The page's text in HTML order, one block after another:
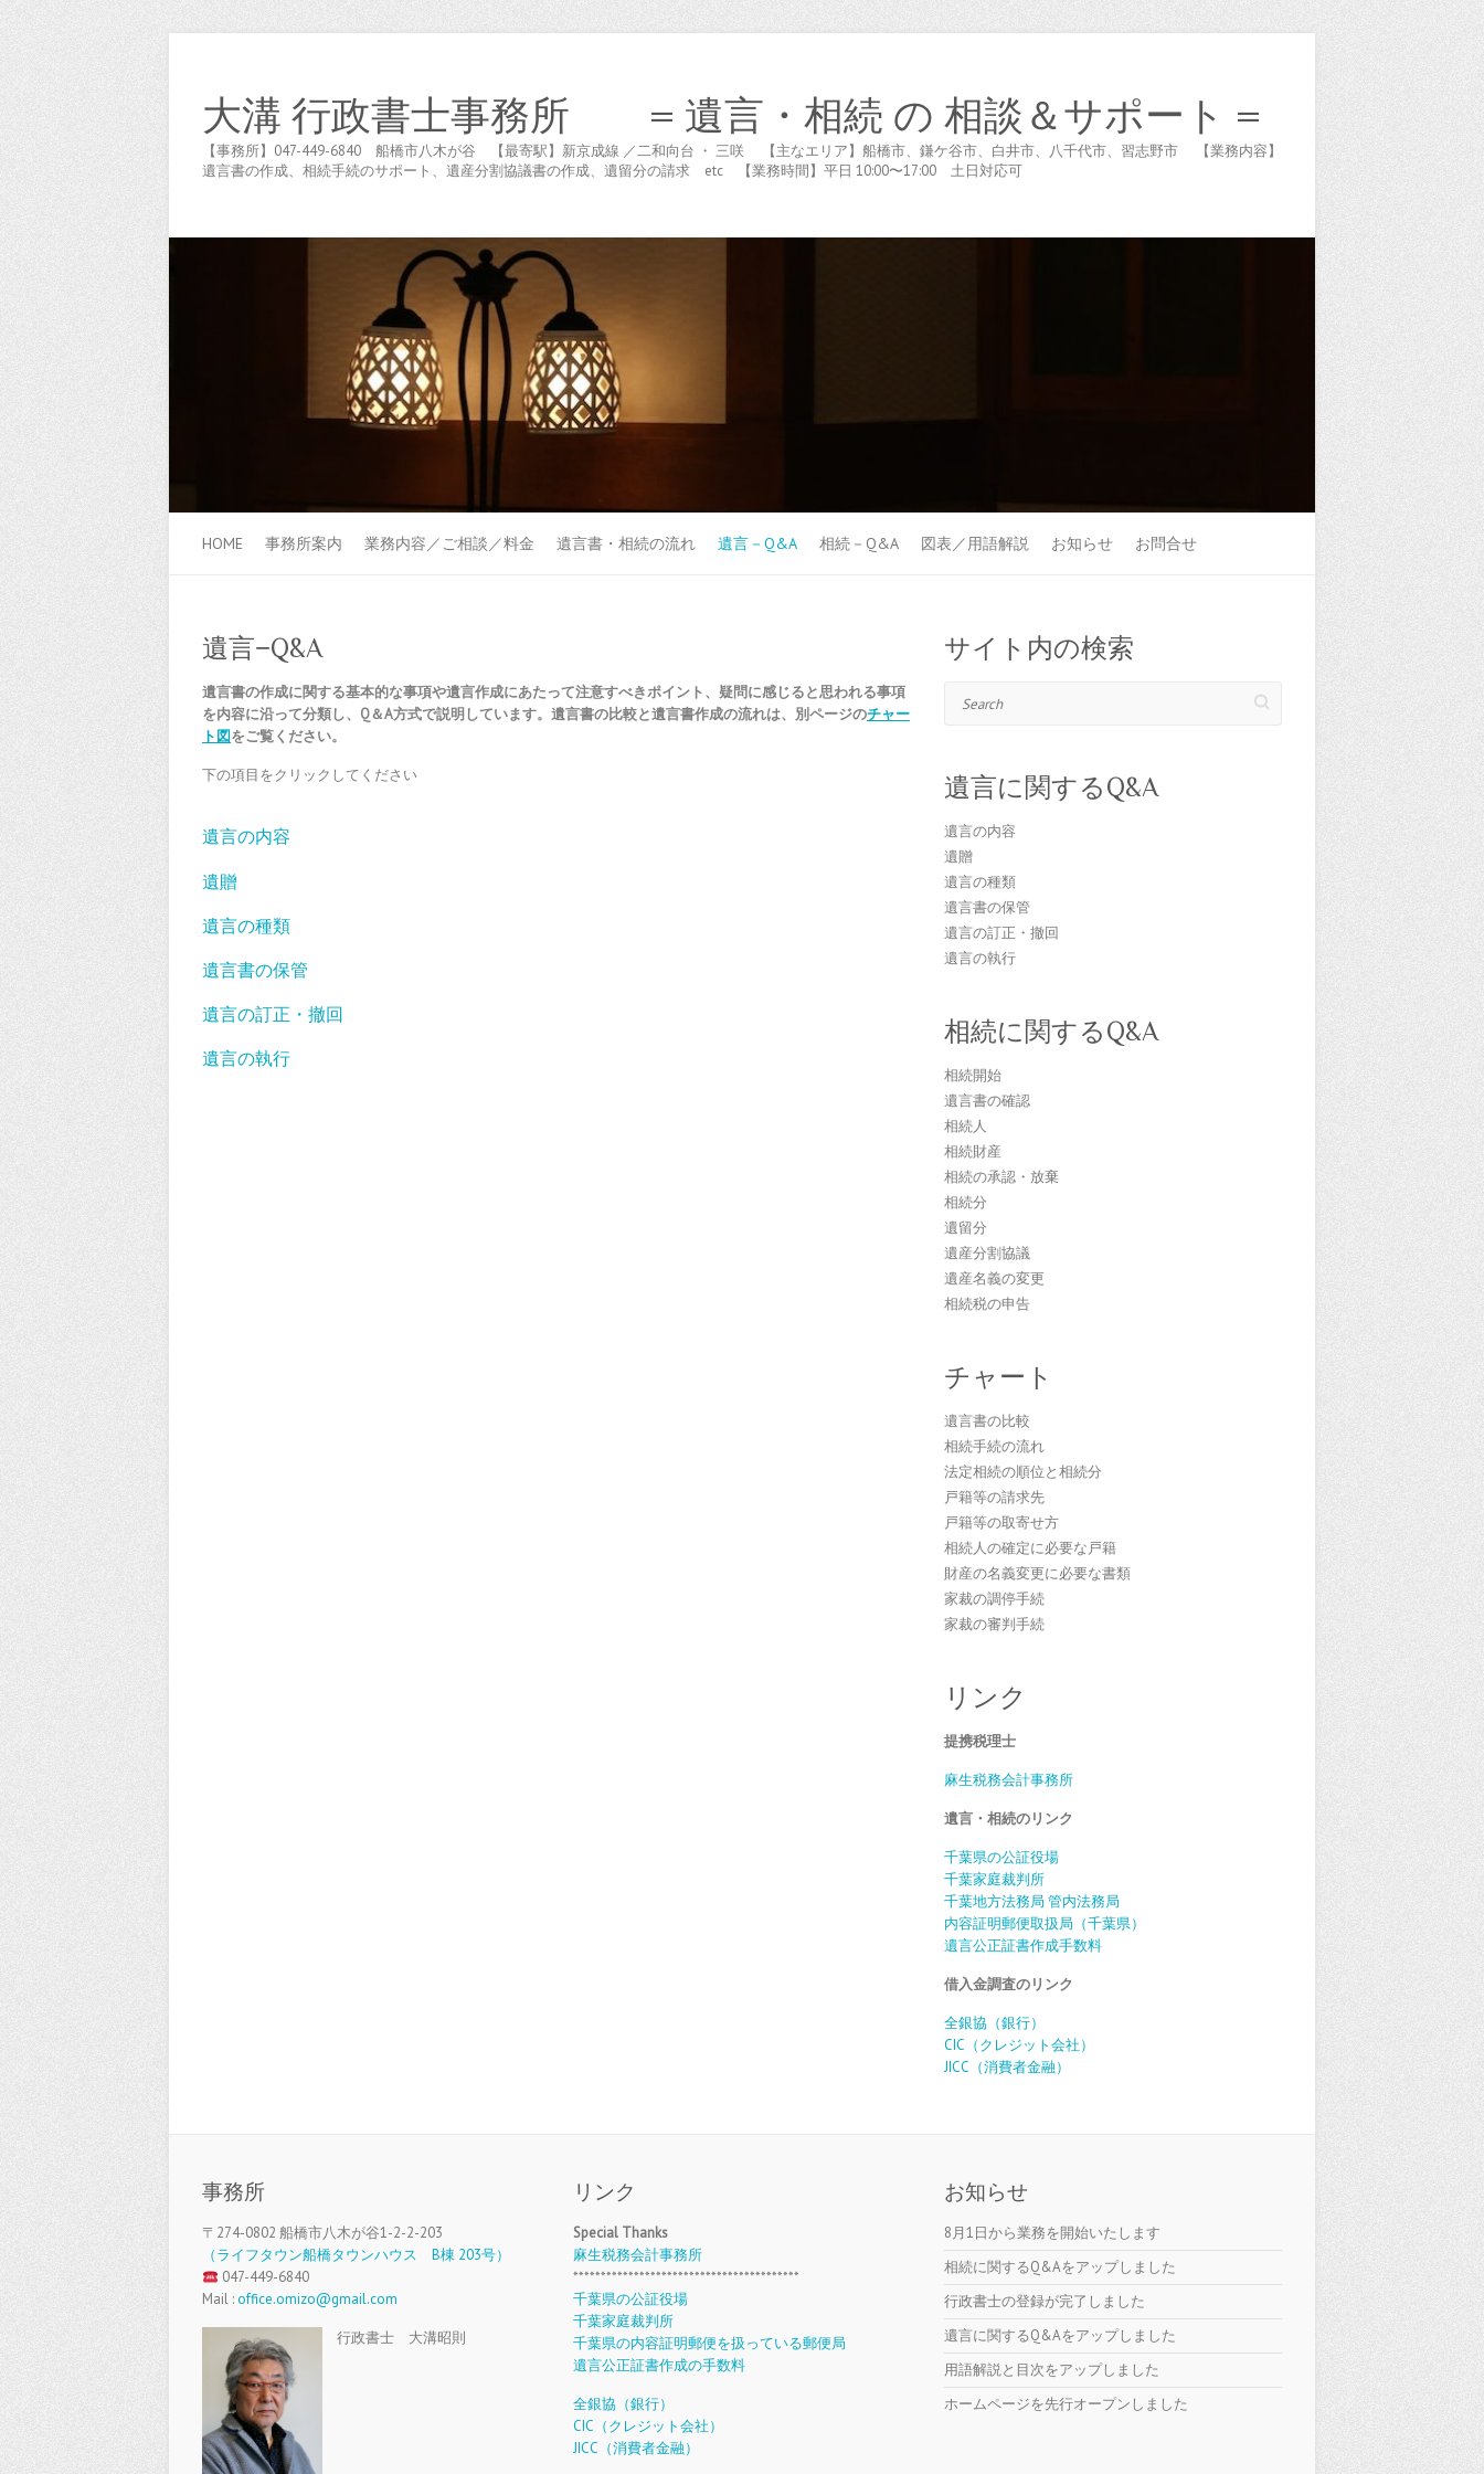
大溝 行政書士事務所 = 遺言・相続 の 相談＆サポート =
【事務所】047-449-6840 船橋市八木が谷 【最寄駅】新京成線 ／二和向台 ・ 三咲 【主なエリア】船橋市、鎌ケ谷市、白井市、八千代市、習志野市 【業務内容】
遺言書の作成、相続手続のサポート、遺産分割協議書の作成、遺留分の請求 etc 【業務時間】平日 10:00〜17:00 土日対応可
HOME 事務所案内 業務内容／ご相談／料金 遺言書・相続の流れ 遺言－Q&A 相続－Q&A 図表／用語解説 お知らせ お問合せ
遺言−Q&A
遺言書の作成に関する基本的な事項や遺言作成にあたって注意すべきポイント、疑問に感じると思われる事項
を内容に沿って分類し、Q＆A方式で説明しています。遺言書の比較と遺言書作成の流れは、別ページのチャー
ト図をご覧ください。
下の項目をクリックしてください
遺言の内容
遺贈
遺言の種類
遺言書の保管
遺言の訂正・撤回
遺言の執行
サイト内の検索
遺言に関するQ&A
遺言の内容
遺贈
遺言の種類
遺言書の保管
遺言の訂正・撤回
遺言の執行
相続に関するQ&A
相続開始
遺言書の確認
相続人
相続財産
相続の承認・放棄
相続分
遺留分
遺産分割協議
遺産名義の変更
相続税の申告
チャート
遺言書の比較
相続手続の流れ
法定相続の順位と相続分
戸籍等の請求先
戸籍等の取寄せ方
相続人の確定に必要な戸籍
財産の名義変更に必要な書類
家裁の調停手続
家裁の審判手続
リンク
提携税理士
麻生税務会計事務所
遺言・相続のリンク
千葉県の公証役場
千葉家庭裁判所
千葉地方法務局 管内法務局
内容証明郵便取扱局（千葉県）
遺言公正証書作成手数料
借入金調査のリンク
全銀協（銀行）
CIC（クレジット会社）
JICC（消費者金融）
事務所
〒274-0802 船橋市八木が谷1-2-2-203
（ライフタウン船橋タウンハウス B棟 203号）
047-449-6840
Mail :office.omizo@gmail.com
行政書士 大溝昭則
リンク
Special Thanks
麻生税務会計事務所
*****************************************
千葉県の公証役場
千葉家庭裁判所
千葉県の内容証明郵便を扱っている郵便局
遺言公正証書作成の手数料
全銀協（銀行）
CIC（クレジット会社）
JICC（消費者金融）
お知らせ
8月1日から業務を開始いたします
相続に関するQ&Aをアップしました
行政書士の登録が完了しました
遺言に関するQ&Aをアップしました
用語解説と目次をアップしました
ホームページを先行オープンしました